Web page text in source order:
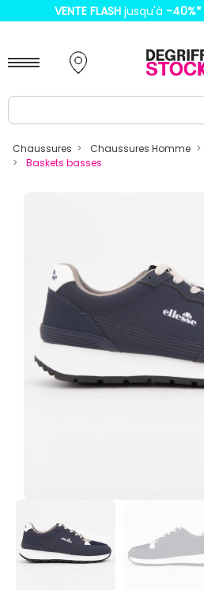
VENTE FLASH jusqu'à -40%*
Chaussures Chaussures Homme
Baskets basses